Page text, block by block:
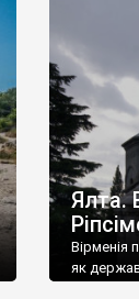
легке
Ялта.
Вірменія
як